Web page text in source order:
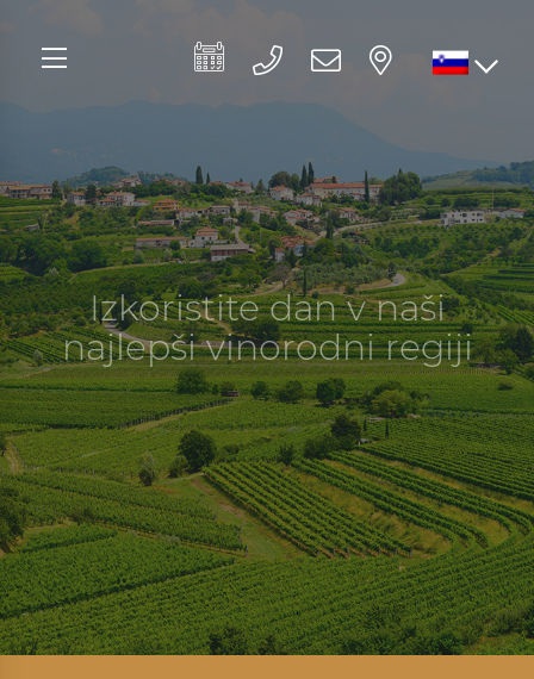
Izkoristite dan v naši
najlepši vinorodni regiji